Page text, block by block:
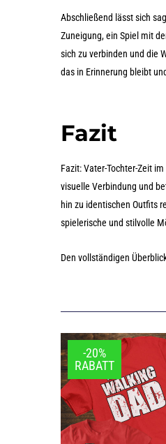
Abschließend lässt sich
Zuneigung, ein Spiel mit
sich zu verbinden und die
das in Erinnerung bleibt
Fazit
Fazit: Vater-Tochter-Zeit
visuelle Verbindung und
hin zu identischen Outfits
spielerische und stilvolle
Den vollständigen
-20%
RABATT